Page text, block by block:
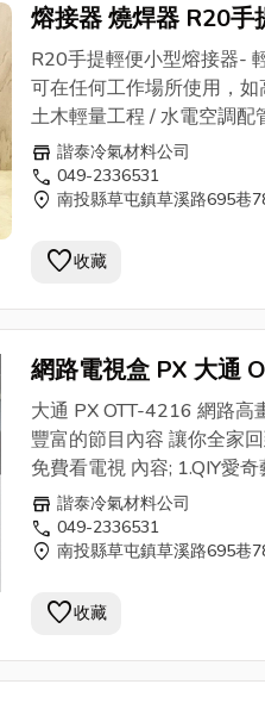
的電器/冷氣同業免運費送達.
方法:如上圖組合鎖緊螺絲.
壁虎)牢固在適當的牆壁處.
緊螺絲即可.
熔接器 燒焊器 R20手
高燃點瓦斯罐+氧氣鋼
僅6公斤 批售
R20手提輕便小型熔接器-
可在任何工作場所使用，
土木輕量工程 / 水電空調配
外出安裝 / 機械維修 / 緊急
1.一瓶高燃點瓦斯+輕巧型氧
3000度以上高燃點火焰達
燃氣，可提高溫度及延長使
圍；輕快方便無比 。 3.重量僅6公斤.輕巧
樓鐵件安裝 3.土木輕量工
安裝
store 諧泰冷氣材料公司
call 049-2336531
location_on 南投縣草屯鎮草溪路695巷
favorite收藏
網路電視盒 PX 大通
追劇王 6K 智慧電視
四核心 高畫質影音 批
大通 PX OTT-4216 網路高
豐富的節目內容 讓你全家
免費看電視 內容; 1.QIY愛奇
藝.電影 2.第四台精選主頻.新
全球熱播美劇 4.慈濟.大愛台
5.youtube全球影片 6.USB
鍵.一鍵愛奇藝. **遙控器設
store 諧泰冷氣材料公司
call 049-2336531
location_on 南投縣草屯鎮草溪路695巷
favorite收藏